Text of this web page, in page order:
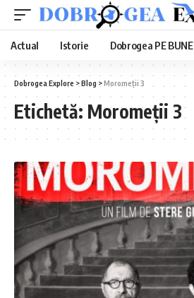
Actual Istorie Dobrogea PE BUNE
Dobrogea Explore >Blog >Moromeții 3
Etichetă: Moromeții 3